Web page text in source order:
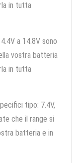
in tutta
a 14.8V sono
vostra batteria
in tutta
tipo: 7.4V,
che il range si
batteria e in